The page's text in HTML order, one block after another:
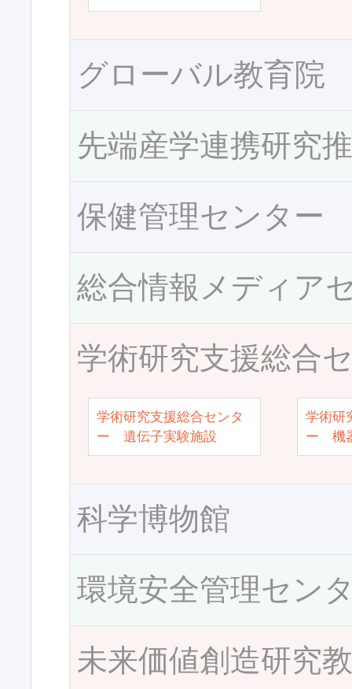
グローバル教育院
先端産学連携研究
保健管理センター
総合情報メディア
学術研究支援総合
学術研究支援総合センタ
ー 遺伝子実験施設
学術研
ー 機
科学博物館
環境安全管理セン
未来価値創造研究